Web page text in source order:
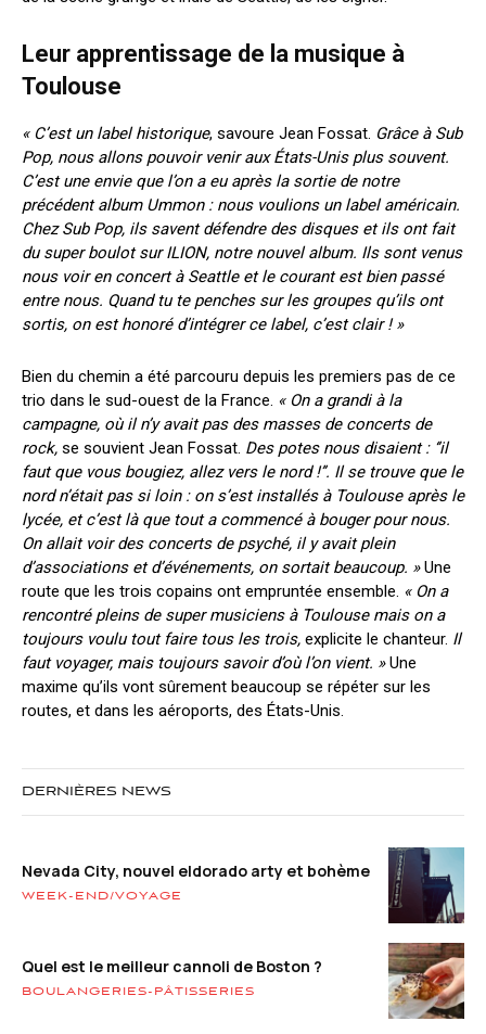
Leur apprentissage de la musique à
Toulouse
« C’est un label historique, savoure Jean Fossat. Grâce à Sub
Pop, nous allons pouvoir venir aux États-Unis plus souvent.
C’est une envie que l’on a eu après la sortie de notre
précédent album Ummon : nous voulions un label américain.
Chez Sub Pop, ils savent défendre des disques et ils ont fait
du super boulot sur ILION, notre nouvel album. Ils sont venus
nous voir en concert à Seattle et le courant est bien passé
entre nous. Quand tu te penches sur les groupes qu’ils ont
sortis, on est honoré d’intégrer ce label, c’est clair ! »
Bien du chemin a été parcouru depuis les premiers pas de ce
trio dans le sud-ouest de la France. « On a grandi à la
campagne, où il n’y avait pas des masses de concerts de
rock, se souvient Jean Fossat. Des potes nous disaient : ‘’il
faut que vous bougiez, allez vers le nord !’’. Il se trouve que le
nord n’était pas si loin : on s’est installés à Toulouse après le
lycée, et c’est là que tout a commencé à bouger pour nous.
On allait voir des concerts de psyché, il y avait plein
d’associations et d’événements, on sortait beaucoup. »Une
route que les trois copains ont empruntée ensemble. « On a
rencontré pleins de super musiciens à Toulouse mais on a
toujours voulu tout faire tous les trois, explicite le chanteur. Il
faut voyager, mais toujours savoir d’où l’on vient. »Une
maxime qu’ils vont sûrement beaucoup se répéter sur les
routes, et dans les aéroports, des États-Unis.
DERNIÈRES NEWS
Nevada City, nouvel eldorado arty et bohème
WEEK-END/VOYAGE
Quel est le meilleur cannoli de Boston ?
BOULANGERIES-PÂTISSERIES